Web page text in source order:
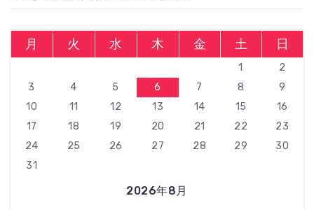
2026年8月
月 火 水 木 金 土 日
1
2
3
4 5 6 7 8
9
10
11 12 13 14 15
16
17
18 19 20 21 22
23
24
25 26 27 28 29
30
31